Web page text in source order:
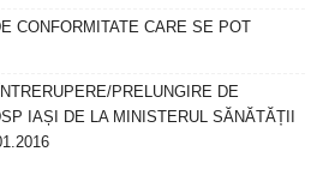
CONFORMITATE CARE SE POT
PRELUNGIRE DE
IAȘI DE LA MINISTERUL SĂNĂTĂȚII